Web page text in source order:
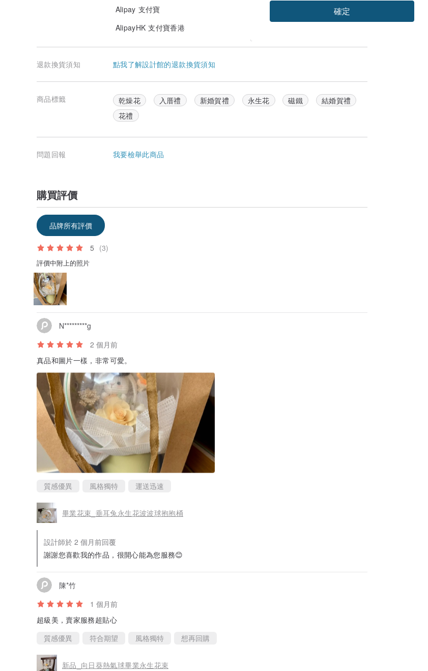
Alipay 支付寶
AlipayHK 支付寶香港
退款換貨須知 點我了解設計館的退款換貨須知
商品標籤 乾燥花 入厝禮 新婚賀禮 永生花 磁鐵
結婚賀禮
花禮
問題回報 我要檢舉此商品
購買評價
品牌所有評價
5 (3)
評價中附上的照片
N*********g
2 個月前
真品和圖片一樣，非常可愛。
質感優異 風格獨特 運送迅速
畢業花束_垂耳兔永生花波波球抱抱桶
設計師於 2 個月前回覆
謝謝您喜歡我的作品，很開心能為您服務😊
陳*竹
1 個月前
超級美，賣家服務超貼心
質感優異
符合期望 風格獨特 想再回購
新品_向日葵熱氣球畢業永生花束
確定